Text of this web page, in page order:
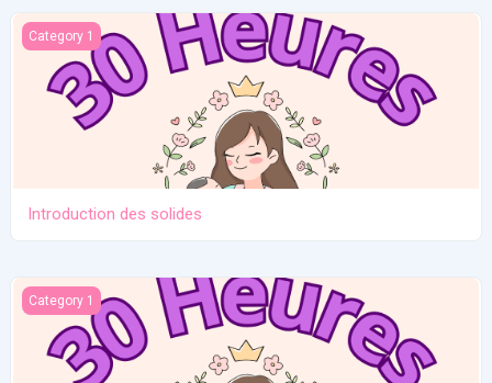
Introduction des solides
Category 1
Introduction des solides
Le code de commercialisation des substituts de lait maternel
Category 1